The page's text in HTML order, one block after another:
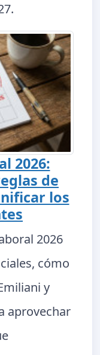
2026:
de
los
2026
cómo
y
aprovechar